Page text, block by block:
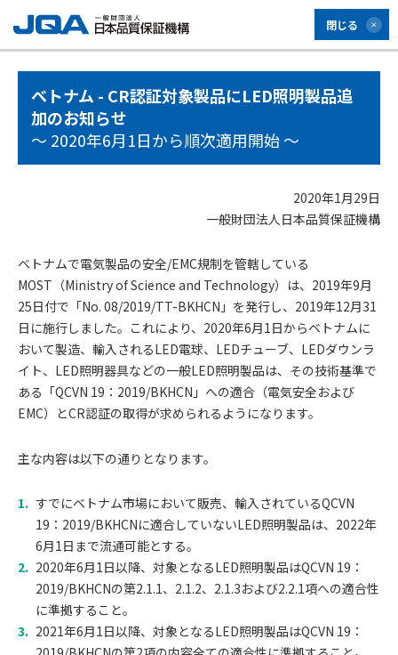
閉じる
ベトナム - CR認証対象製品にLED照明製品追
加のお知らせ
～ 2020年6月1日から順次適用開始 ～
2020年1月29日
一般財団法人日本品質保証機構
ベトナムで電気製品の安全/EMC規制を管轄している
MOST（Ministry of Science and Technology）は、2019年9月
25日付で「No. 08/2019/TT-BKHCN」を発行し、2019年12月31
日に施行しました。これにより、2020年6月1日からベトナムに
おいて製造、輸入されるLED電球、LEDチューブ、LEDダウンラ
イト、LED照明器具などの一般LED照明製品は、その技術基準で
ある「QCVN 19：2019/BKHCN」への適合（電気安全および
EMC）とCR認証の取得が求められるようになります。
主な内容は以下の通りとなります。
すでにベトナム市場において販売、輸入されているQCVN
19：2019/BKHCNに適合していないLED照明製品は、2022年
6月1日まで流通可能とする。
2020年6月1日以降、対象となるLED照明製品はQCVN 19：
2019/BKHCNの第2.1.1、2.1.2、2.1.3および2.2.1項への適合性
に準拠すること。
2021年6月1日以降、対象となるLED照明製品はQCVN 19：